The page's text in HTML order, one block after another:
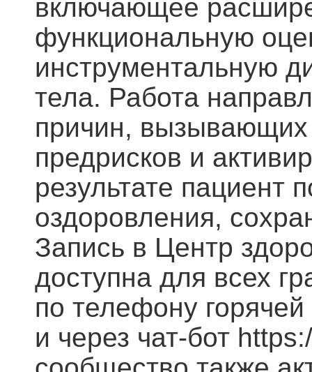
включающее
функциональную
инструментальную
тела. Работа
причин, вызывающих
предрисков и
результате пациент
оздоровления,
Запись в Центр
доступна для всех
по телефону
и через чат-бот